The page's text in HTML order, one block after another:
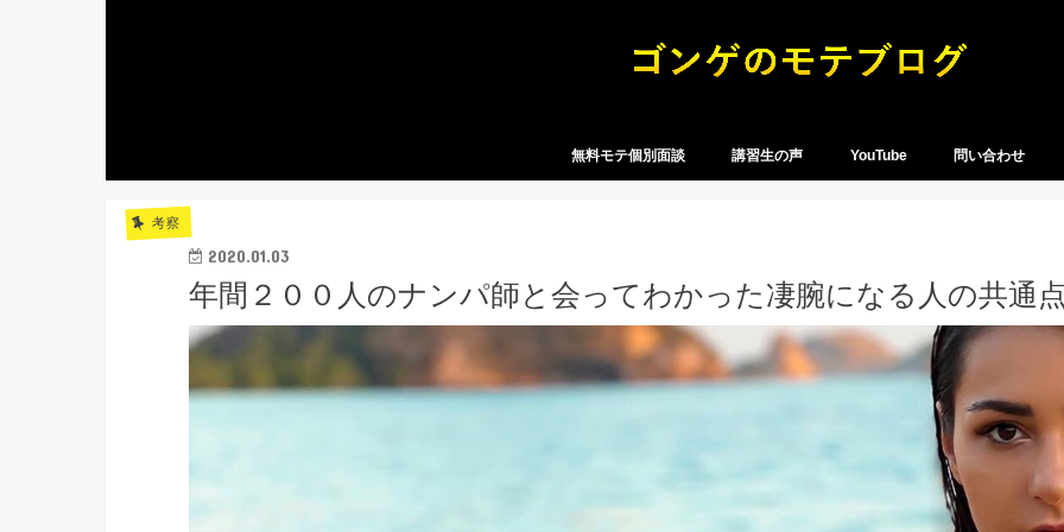
無料モテ個別面談 講習生の声 YouTube 問い合わせ
考察
2020.01.03
年間２００人のナンパ師と会ってわかった凄腕になる人の共通